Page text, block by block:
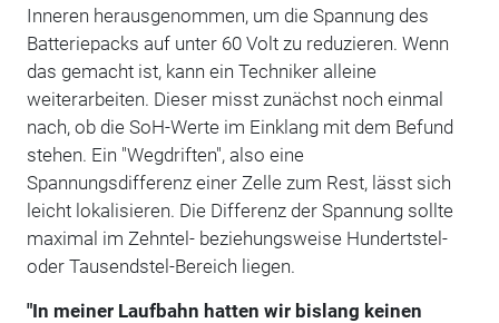
Inneren herausgenommen, um die Spannung des
Batteriepacks auf unter 60 Volt zu reduzieren. Wenn
das gemacht ist, kann ein Techniker alleine
weiterarbeiten. Dieser misst zunächst noch einmal
nach, ob die SoH-Werte im Einklang mit dem Befund
stehen. Ein "Wegdriften", also eine
Spannungsdifferenz einer Zelle zum Rest, lässt sich
leicht lokalisieren. Die Differenz der Spannung sollte
maximal im Zehntel- beziehungsweise Hundertstel-
oder Tausendstel-Bereich liegen.
"In meiner Laufbahn hatten wir bislang keinen